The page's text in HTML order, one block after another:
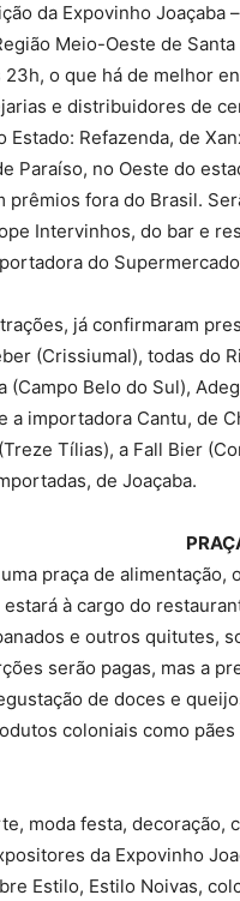
da Expovinho
Meio-Oeste de
23h, o que há de melhor
e distribuidores de
Estado: Refazenda, de
Paraíso, no Oeste do
prêmios fora do Brasil.
Intervinhos, do bar e
do
já confirmaram
(Crissiumal), todas do
(Campo Belo do Sul),
a importadora Cantu, de
Tílias), a Fall Bier
de Joaçaba.
praça de
estará à cargo do
e outros quitutes,
serão pagas, mas a
de doces e
coloniais como
moda festa, decoração,
da Expovinho
Estilo, Estilo Noivas,